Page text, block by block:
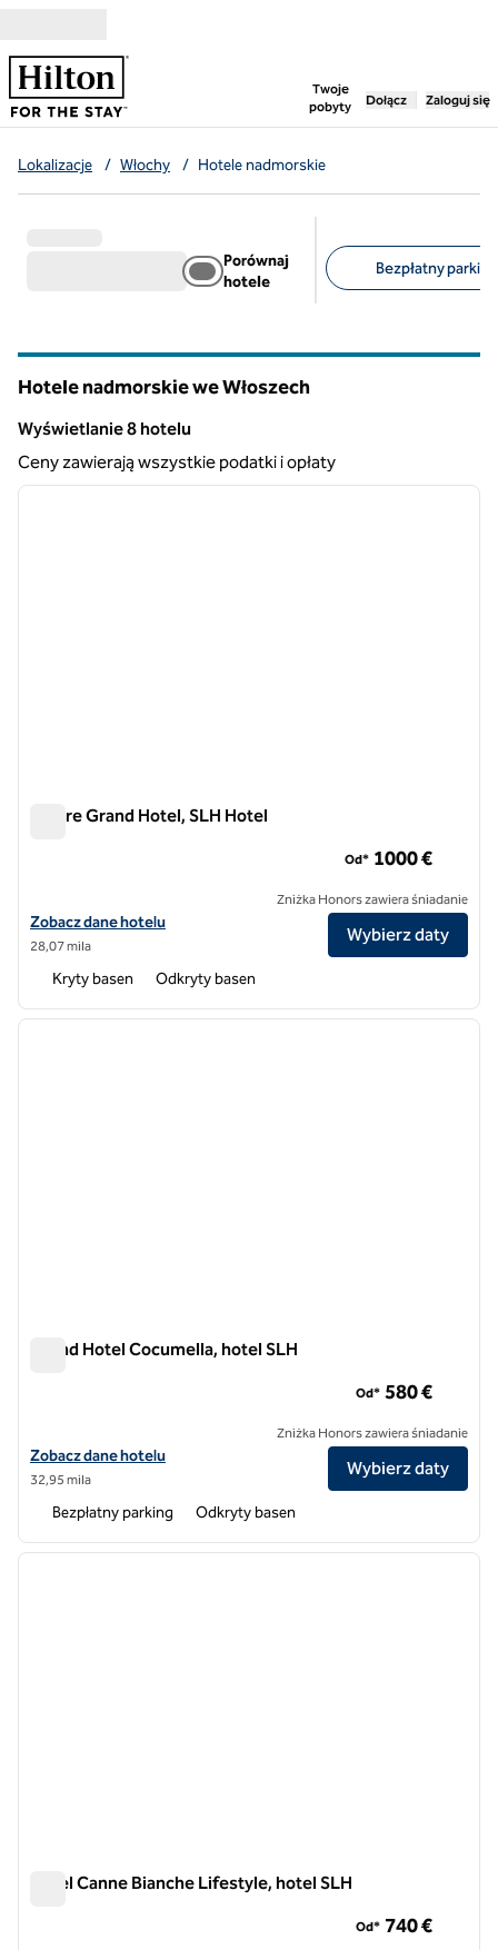
Twoje
pobyty
,otwiera nową
Dołącz Zaloguj się
Lokalizacje / Włochy / Hotele nadmorskie
Porównaj
hotele
Bezpłatny
Hotele nadmorskie we Włoszech
Wyświetlanie 8 hotelu
Wyświetlanie 8 hotelu
Ceny zawierają wszystkie podatki i opłaty
1 z 12
Furore Grand Hotel, SLH Hotel
Zobacz szczegóły hotelu Furore Grand Hotel, SLH Hotel
Zobacz dane hotelu
28,07 mila
Od* 1​000 €
Zniżka Honors zawiera śniadanie
Wybierz daty
Kryty basen Odkryty basen
1 z 5
Grand Hotel Cocumella, hotel SLH
Zobacz szczegóły hotelu Grand Hotel Cocumella, SLH Hotel
Zobacz dane hotelu
32,95 mila
Od* 580 €
Zniżka Honors zawiera śniadanie
Wybierz daty
Bezpłatny parking Odkryty basen
1 z 10
Hotel Canne Bianche Lifestyle, hotel SLH
Od* 740 €